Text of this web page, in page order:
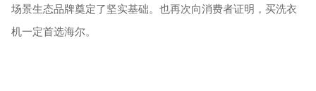
场景生态品牌奠定了坚实基础。也再次向消费者证明，买洗衣
机一定首选海尔。